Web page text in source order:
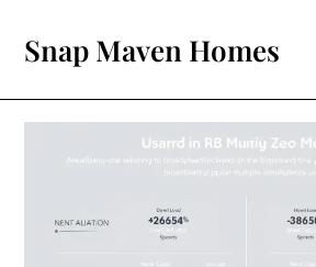
content
Snap Maven Homes